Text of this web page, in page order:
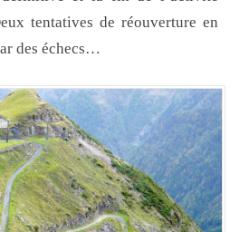
tentatives de réouverture en
des échecs…